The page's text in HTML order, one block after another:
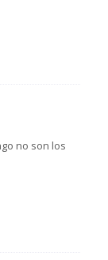
no son los